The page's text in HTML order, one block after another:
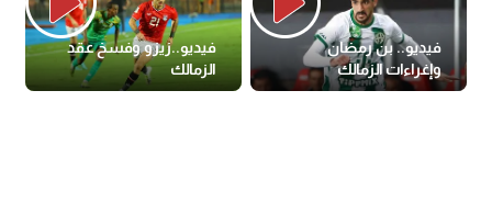
فيديو.. بن رمضان
وإغراءات الزمالك
فيديو..زيزو وفسخ عقد
الزمالك